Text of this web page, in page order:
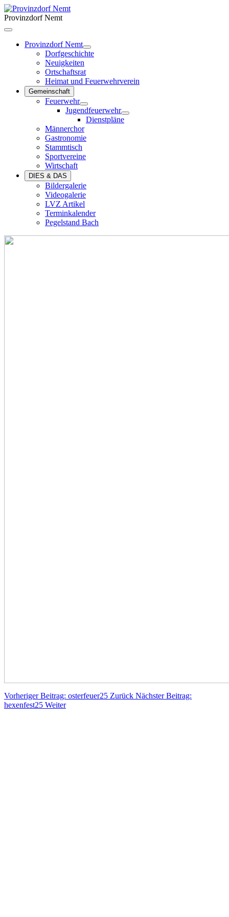
Provinzdorf Nemt
Provinzdorf Nemt
Dorfgeschichte
Neuigkeiten
Ortschaftsrat
Heimat und Feuerwehrverein
Gemeinschaft
Feuerwehr
Jugendfeuerwehr
Dienstpläne
Männerchor
Gastronomie
Stammtisch
Sportvereine
Wirtschaft
DIES & DAS
Bildergalerie
Videogalerie
LVZ Artikel
Terminkalender
Pegelstand Bach
Vorheriger Beitrag: osterfeuer25 Zurück Nächster Beitrag:
hexenfest25 Weiter